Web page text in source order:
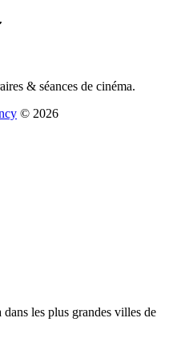
& séances de cinéma.
© 2026
les plus grandes villes de